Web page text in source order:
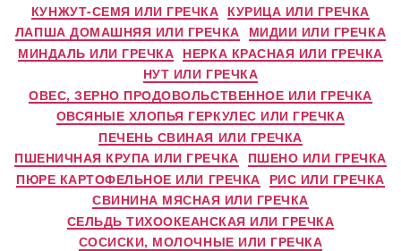
КУНЖУТ-СЕМЯ ИЛИ ГРЕЧКА КУРИЦА ИЛИ ГРЕЧКА
ЛАПША ДОМАШНЯЯ ИЛИ ГРЕЧКА МИДИИ ИЛИ ГРЕЧКА
МИНДАЛЬ ИЛИ ГРЕЧКА НЕРКА КРАСНАЯ ИЛИ ГРЕЧКА
НУТ ИЛИ ГРЕЧКА
ОВЕС, ЗЕРНО ПРОДОВОЛЬСТВЕННОЕ ИЛИ ГРЕЧКА
ОВСЯНЫЕ ХЛОПЬЯ ГЕРКУЛЕС ИЛИ ГРЕЧКА
ПЕЧЕНЬ СВИНАЯ ИЛИ ГРЕЧКА
ПШЕНИЧНАЯ КРУПА ИЛИ ГРЕЧКА ПШЕНО ИЛИ ГРЕЧКА
ПЮРЕ КАРТОФЕЛЬНОЕ ИЛИ ГРЕЧКА РИС ИЛИ ГРЕЧКА
СВИНИНА МЯСНАЯ ИЛИ ГРЕЧКА
СЕЛЬДЬ ТИХООКЕАНСКАЯ ИЛИ ГРЕЧКА
СОСИСКИ, МОЛОЧНЫЕ ИЛИ ГРЕЧКА